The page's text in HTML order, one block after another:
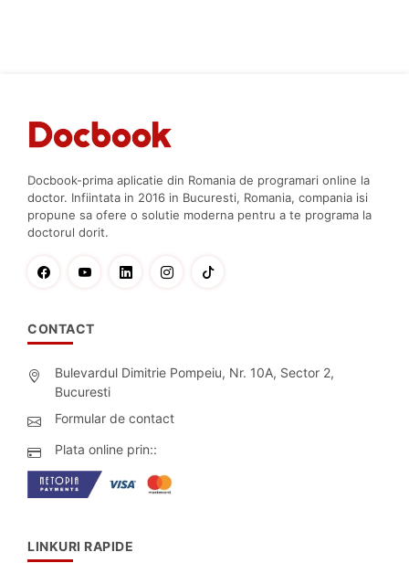
Docbook-prima aplicatie din Romania de programari online la
doctor. Infiintata in 2016 in Bucuresti, Romania, compania isi
propune sa ofere o solutie moderna pentru a te programa la
doctorul dorit.
CONTACT
Bulevardul Dimitrie Pompeiu, Nr. 10A, Sector 2,
Bucuresti
Formular de contact
Plata online prin::
LINKURI RAPIDE